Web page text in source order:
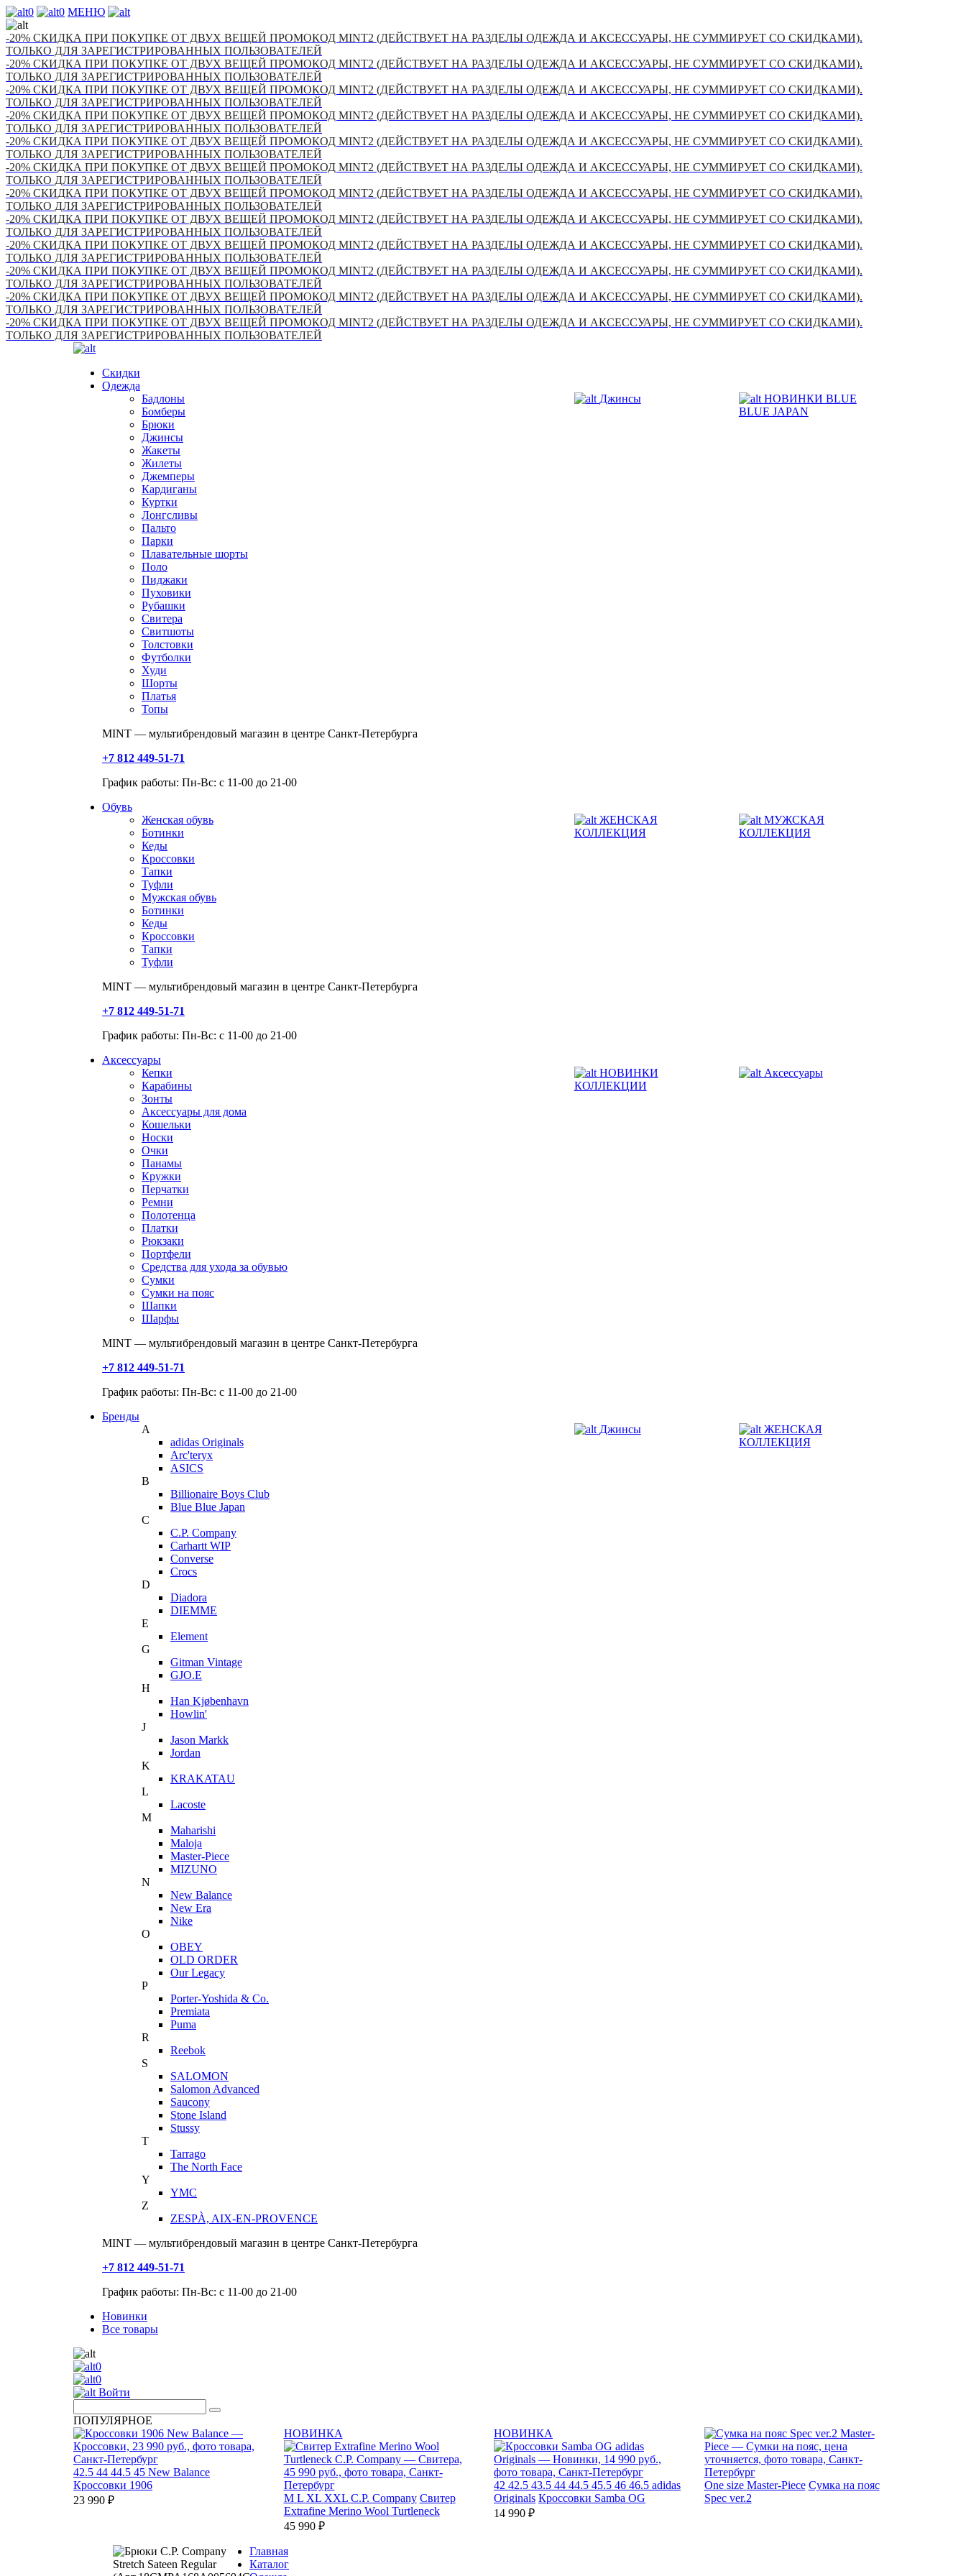
0 0 МЕНЮ
-20% СКИДКА ПРИ ПОКУПКЕ ОТ ДВУХ ВЕЩЕЙ ПРОМОКОД MINT2 (ДЕЙСТВУЕТ НА РАЗДЕЛЫ ОДЕЖДА И АКСЕССУАРЫ, НЕ СУММИРУЕТ СО СКИДКАМИ).
ТОЛЬКО ДЛЯ ЗАРЕГИСТРИРОВАННЫХ ПОЛЬЗОВАТЕЛЕЙ
-20% СКИДКА ПРИ ПОКУПКЕ ОТ ДВУХ ВЕЩЕЙ ПРОМОКОД MINT2 (ДЕЙСТВУЕТ НА РАЗДЕЛЫ ОДЕЖДА И АКСЕССУАРЫ, НЕ СУММИРУЕТ СО СКИДКАМИ).
ТОЛЬКО ДЛЯ ЗАРЕГИСТРИРОВАННЫХ ПОЛЬЗОВАТЕЛЕЙ
-20% СКИДКА ПРИ ПОКУПКЕ ОТ ДВУХ ВЕЩЕЙ ПРОМОКОД MINT2 (ДЕЙСТВУЕТ НА РАЗДЕЛЫ ОДЕЖДА И АКСЕССУАРЫ, НЕ СУММИРУЕТ СО СКИДКАМИ).
ТОЛЬКО ДЛЯ ЗАРЕГИСТРИРОВАННЫХ ПОЛЬЗОВАТЕЛЕЙ
-20% СКИДКА ПРИ ПОКУПКЕ ОТ ДВУХ ВЕЩЕЙ ПРОМОКОД MINT2 (ДЕЙСТВУЕТ НА РАЗДЕЛЫ ОДЕЖДА И АКСЕССУАРЫ, НЕ СУММИРУЕТ СО СКИДКАМИ).
ТОЛЬКО ДЛЯ ЗАРЕГИСТРИРОВАННЫХ ПОЛЬЗОВАТЕЛЕЙ
-20% СКИДКА ПРИ ПОКУПКЕ ОТ ДВУХ ВЕЩЕЙ ПРОМОКОД MINT2 (ДЕЙСТВУЕТ НА РАЗДЕЛЫ ОДЕЖДА И АКСЕССУАРЫ, НЕ СУММИРУЕТ СО СКИДКАМИ).
ТОЛЬКО ДЛЯ ЗАРЕГИСТРИРОВАННЫХ ПОЛЬЗОВАТЕЛЕЙ
-20% СКИДКА ПРИ ПОКУПКЕ ОТ ДВУХ ВЕЩЕЙ ПРОМОКОД MINT2 (ДЕЙСТВУЕТ НА РАЗДЕЛЫ ОДЕЖДА И АКСЕССУАРЫ, НЕ СУММИРУЕТ СО СКИДКАМИ).
ТОЛЬКО ДЛЯ ЗАРЕГИСТРИРОВАННЫХ ПОЛЬЗОВАТЕЛЕЙ
-20% СКИДКА ПРИ ПОКУПКЕ ОТ ДВУХ ВЕЩЕЙ ПРОМОКОД MINT2 (ДЕЙСТВУЕТ НА РАЗДЕЛЫ ОДЕЖДА И АКСЕССУАРЫ, НЕ СУММИРУЕТ СО СКИДКАМИ).
ТОЛЬКО ДЛЯ ЗАРЕГИСТРИРОВАННЫХ ПОЛЬЗОВАТЕЛЕЙ
-20% СКИДКА ПРИ ПОКУПКЕ ОТ ДВУХ ВЕЩЕЙ ПРОМОКОД MINT2 (ДЕЙСТВУЕТ НА РАЗДЕЛЫ ОДЕЖДА И АКСЕССУАРЫ, НЕ СУММИРУЕТ СО СКИДКАМИ).
ТОЛЬКО ДЛЯ ЗАРЕГИСТРИРОВАННЫХ ПОЛЬЗОВАТЕЛЕЙ
-20% СКИДКА ПРИ ПОКУПКЕ ОТ ДВУХ ВЕЩЕЙ ПРОМОКОД MINT2 (ДЕЙСТВУЕТ НА РАЗДЕЛЫ ОДЕЖДА И АКСЕССУАРЫ, НЕ СУММИРУЕТ СО СКИДКАМИ).
ТОЛЬКО ДЛЯ ЗАРЕГИСТРИРОВАННЫХ ПОЛЬЗОВАТЕЛЕЙ
-20% СКИДКА ПРИ ПОКУПКЕ ОТ ДВУХ ВЕЩЕЙ ПРОМОКОД MINT2 (ДЕЙСТВУЕТ НА РАЗДЕЛЫ ОДЕЖДА И АКСЕССУАРЫ, НЕ СУММИРУЕТ СО СКИДКАМИ).
ТОЛЬКО ДЛЯ ЗАРЕГИСТРИРОВАННЫХ ПОЛЬЗОВАТЕЛЕЙ
-20% СКИДКА ПРИ ПОКУПКЕ ОТ ДВУХ ВЕЩЕЙ ПРОМОКОД MINT2 (ДЕЙСТВУЕТ НА РАЗДЕЛЫ ОДЕЖДА И АКСЕССУАРЫ, НЕ СУММИРУЕТ СО СКИДКАМИ).
ТОЛЬКО ДЛЯ ЗАРЕГИСТРИРОВАННЫХ ПОЛЬЗОВАТЕЛЕЙ
-20% СКИДКА ПРИ ПОКУПКЕ ОТ ДВУХ ВЕЩЕЙ ПРОМОКОД MINT2 (ДЕЙСТВУЕТ НА РАЗДЕЛЫ ОДЕЖДА И АКСЕССУАРЫ, НЕ СУММИРУЕТ СО СКИДКАМИ).
ТОЛЬКО ДЛЯ ЗАРЕГИСТРИРОВАННЫХ ПОЛЬЗОВАТЕЛЕЙ
Скидки
Одежда
Бадлоны
Бомберы
Брюки
Джинсы
Жакеты
Жилеты
Джемперы
Кардиганы
Куртки
Лонгсливы
Пальто
Парки
Плавательные шорты
Поло
Пиджаки
Пуховики
Рубашки
Свитера
Свитшоты
Толстовки
Футболки
Худи
Шорты
Платья
Топы
Джинсы
НОВИНКИ BLUE
BLUE JAPAN
MINT — мультибрендовый магазин в центре Санкт-Петербурга
+7 812 449-51-71
График работы: Пн-Вс: с 11-00 до 21-00
Обувь
Женская обувь
Ботинки
Кеды
Кроссовки
Тапки
Туфли
Мужская обувь
Ботинки
Кеды
Кроссовки
Тапки
Туфли
ЖЕНСКАЯ
КОЛЛЕКЦИЯ
МУЖСКАЯ
КОЛЛЕКЦИЯ
MINT — мультибрендовый магазин в центре Санкт-Петербурга
+7 812 449-51-71
График работы: Пн-Вс: с 11-00 до 21-00
Аксессуары
Кепки
Карабины
Зонты
Аксессуары для дома
Кошельки
Носки
Очки
Панамы
Кружки
Перчатки
Ремни
Полотенца
Платки
Рюкзаки
Портфели
Средства для ухода за обувью
Сумки
Сумки на пояс
Шапки
Шарфы
НОВИНКИ
КОЛЛЕКЦИИ
Аксессуары
MINT — мультибрендовый магазин в центре Санкт-Петербурга
+7 812 449-51-71
График работы: Пн-Вс: с 11-00 до 21-00
Бренды
A
adidas Originals
Arc'teryx
ASICS
B
Billionaire Boys Club
Blue Blue Japan
C
C.P. Company
Carhartt WIP
Converse
Crocs
D
Diadora
DIEMME
E
Element
G
Gitman Vintage
GJO.E
H
Han Kjøbenhavn
Howlin'
J
Jason Markk
Jordan
K
KRAKATAU
L
Lacoste
M
Maharishi
Maloja
Master-Piece
MIZUNO
N
New Balance
New Era
Nike
O
OBEY
OLD ORDER
Our Legacy
P
Porter-Yoshida & Co.
Premiata
Puma
R
Reebok
S
SALOMON
Salomon Advanced
Saucony
Stone Island
Stussy
T
Tarrago
The North Face
Y
YMC
Z
ZESPÀ, AIX-EN-PROVENCE
Джинсы
ЖЕНСКАЯ
КОЛЛЕКЦИЯ
MINT — мультибрендовый магазин в центре Санкт-Петербурга
+7 812 449-51-71
График работы: Пн-Вс: с 11-00 до 21-00
Новинки
Все товары
0
0
Войти
ПОПУЛЯРНОЕ
42.5 44 44.5 45 New Balance
Кроссовки 1906
23 990 ₽
НОВИНКА
M L XL XXL C.P. Company Свитер
Extrafine Merino Wool Turtleneck
45 990 ₽
НОВИНКА
42 42.5 43.5 44 44.5 45.5 46 46.5 adidas
Originals Кроссовки Samba OG
14 990 ₽
One size Master-Piece Сумка на пояс
Spec ver.2
Главная
Каталог